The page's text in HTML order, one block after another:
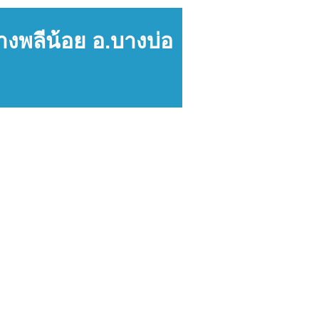
งพลีน้อย อ.บางบ่อ